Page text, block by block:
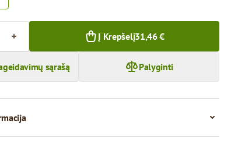
Į Krepšelį31,46 €
sąrašą Palyginti